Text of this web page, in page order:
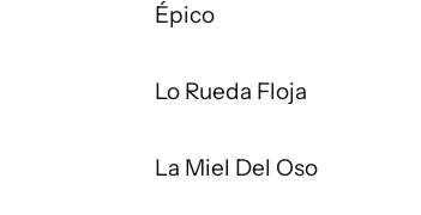
Épico
Lo Rueda Floja
La Miel Del Oso